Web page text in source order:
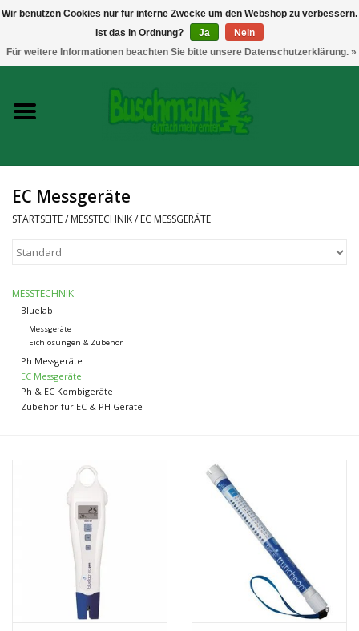
Growshop
Messtechnik
Headshop
Vaporizer
CBD und Hanfextrakte
Marken
EC Messgeräte
STARTSEITE/ MESSTECHNIK/ EC MESSGERÄTE
MESSTECHNIK
Bluelab
Messgeräte
Eichlösungen & Zubehör
Ph Messgeräte
EC Messgeräte
Ph & EC Kombigeräte
Zubehör für EC & PH Geräte
Wir benutzen Cookies nur für interne Zwecke um den Webshop zu verbessern.
Ist das in Ordnung?
Ja
Nein
Für weitere Informationen beachten Sie bitte unsere Datenschutzerklärung. »